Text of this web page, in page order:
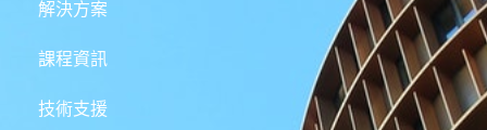
解決方案
課程資訊
技術支援